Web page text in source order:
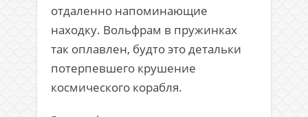
отдаленно напоминающие
находку. Вольфрам в пружинках
так оплавлен, будто это детальки
потерпевшего крушение
космического корабля.